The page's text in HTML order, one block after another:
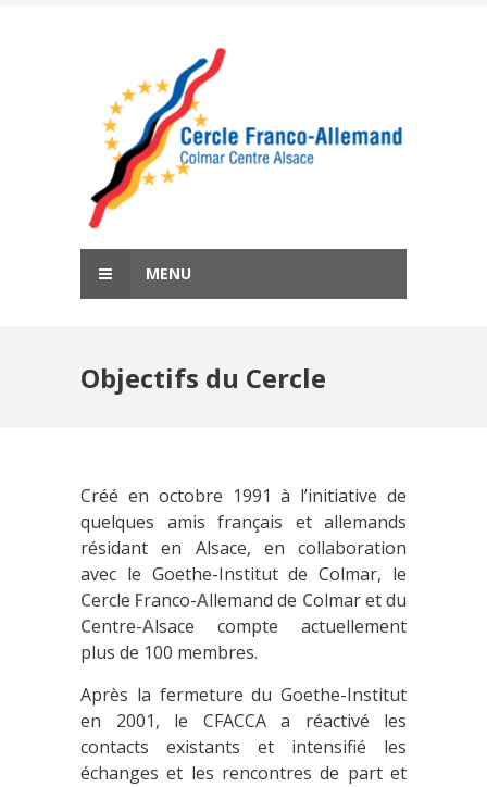
MENU
Objectifs du Cercle
Créé en octobre 1991 à l’initiative de
quelques amis français et allemands
résidant en Alsace, en collaboration
avec le Goethe-Institut de Colmar, le
Cercle Franco-Allemand de Colmar et du
Centre-Alsace compte actuellement
plus de 100 membres.
Après la fermeture du Goethe-Institut
en 2001, le CFACCA a réactivé les
contacts existants et intensifié les
échanges et les rencontres de part et